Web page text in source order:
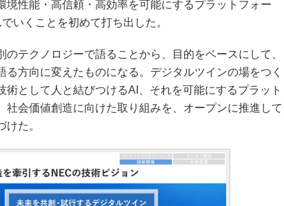
境性能・高信頼・高効率を可能にするプラットフォー
いくことを初めて打ち出した。
テクノロジーで語ることから、目的をベースにして、
る方向に変えたものになる。デジタルツインの場をつく
術として人と結びつけるAI、それを可能にするプラット
社会価値創造に向けた取り組みを、オープンに推進して
た。